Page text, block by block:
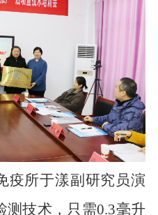
疫所于漾副研究员演
测技术，只需0.3毫升